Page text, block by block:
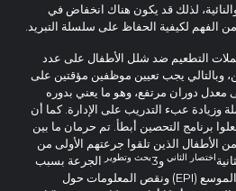
لذلك قد يكون هناك انخفاض في
لكيفية الحفاظ على سلسلة التبريد.
التطعيم ضد شلل الأطفال على عدد
يجب تعيين موظفين مؤقتين على
دوران مرتفع، وهو ما يعني بدوره
عبء التدريب على الإدارة. كما أن
التحصين أبطأ. تم حرمان ما بين
الذين تلقوا جرعتهم الأولى من
الثاني و3 بحث وتطويرالجرعة بسبب
ضعف أداء برنامج التحصين الموسع (EPI) ونقص المعلومات حول